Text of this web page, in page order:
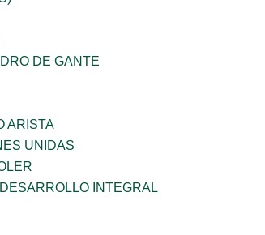
DE GANTE
ARISTA
UNIDAS
INTEGRAL